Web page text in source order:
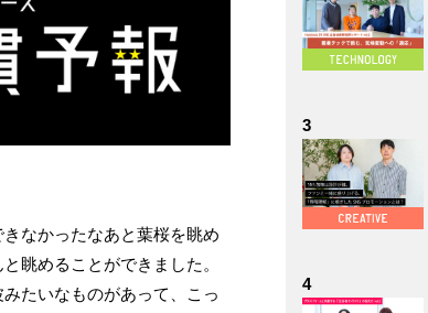
なかったなあと葉桜を眺め
眺めることができました。
たいなものがあって、こっ
3
4